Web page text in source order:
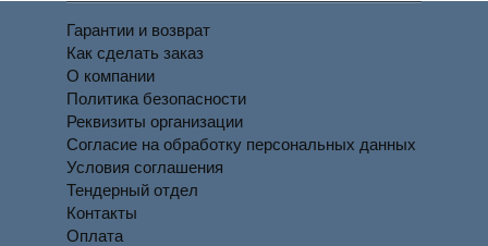
Гарантии и возврат
Как сделать заказ
О компании
Политика безопасности
Реквизиты организации
Согласие на обработку персональных данных
Условия соглашения
Тендерный отдел
Контакты
Оплата